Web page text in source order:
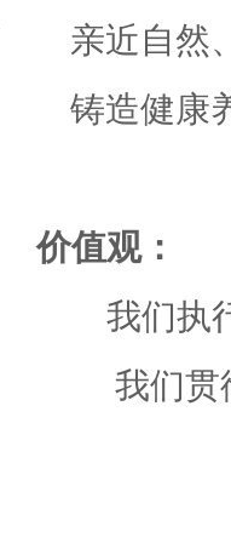
亲近自然
铸造健康
价值观：
我们执行
我们贯彻